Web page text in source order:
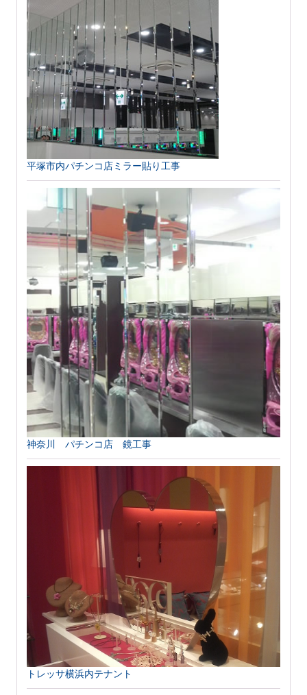
平塚市内パチンコ店ミラー貼り工事
神奈川 パチンコ店 鏡工事
トレッサ横浜内テナント